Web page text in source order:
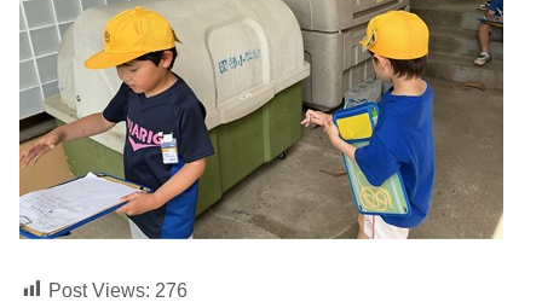
Post Views: 276